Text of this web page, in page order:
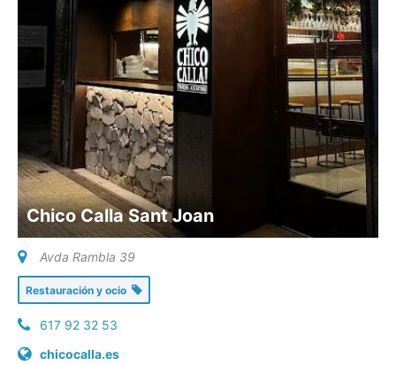
Chico Calla Sant Joan
Avda Rambla 39
Restauración y ocio
617 92 32 53
chicocalla.es